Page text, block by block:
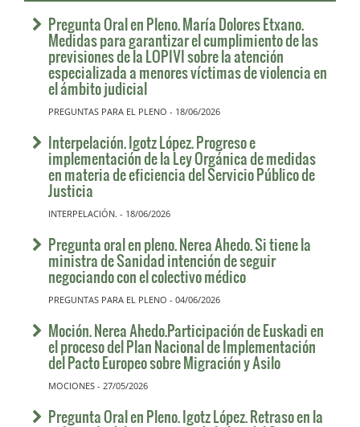
Pregunta Oral en Pleno. María Dolores Etxano.
Medidas para garantizar el cumplimiento de las
previsiones de la LOPIVI sobre la atención
especializada a menores víctimas de violencia en
el ámbito judicial
PREGUNTAS PARA EL PLENO - 18/06/2026
Interpelación. Igotz López. Progreso e
implementación de la Ley Orgánica de medidas
en materia de eficiencia del Servicio Público de
Justicia
INTERPELACIÓN. - 18/06/2026
Pregunta oral en pleno. Nerea Ahedo. Si tiene la
ministra de Sanidad intención de seguir
negociando con el colectivo médico
PREGUNTAS PARA EL PLENO - 04/06/2026
Moción. Nerea Ahedo.Participación de Euskadi en
el proceso del Plan Nacional de Implementación
del Pacto Europeo sobre Migración y Asilo
MOCIONES - 27/05/2026
Pregunta Oral en Pleno. Igotz López. Retraso en la